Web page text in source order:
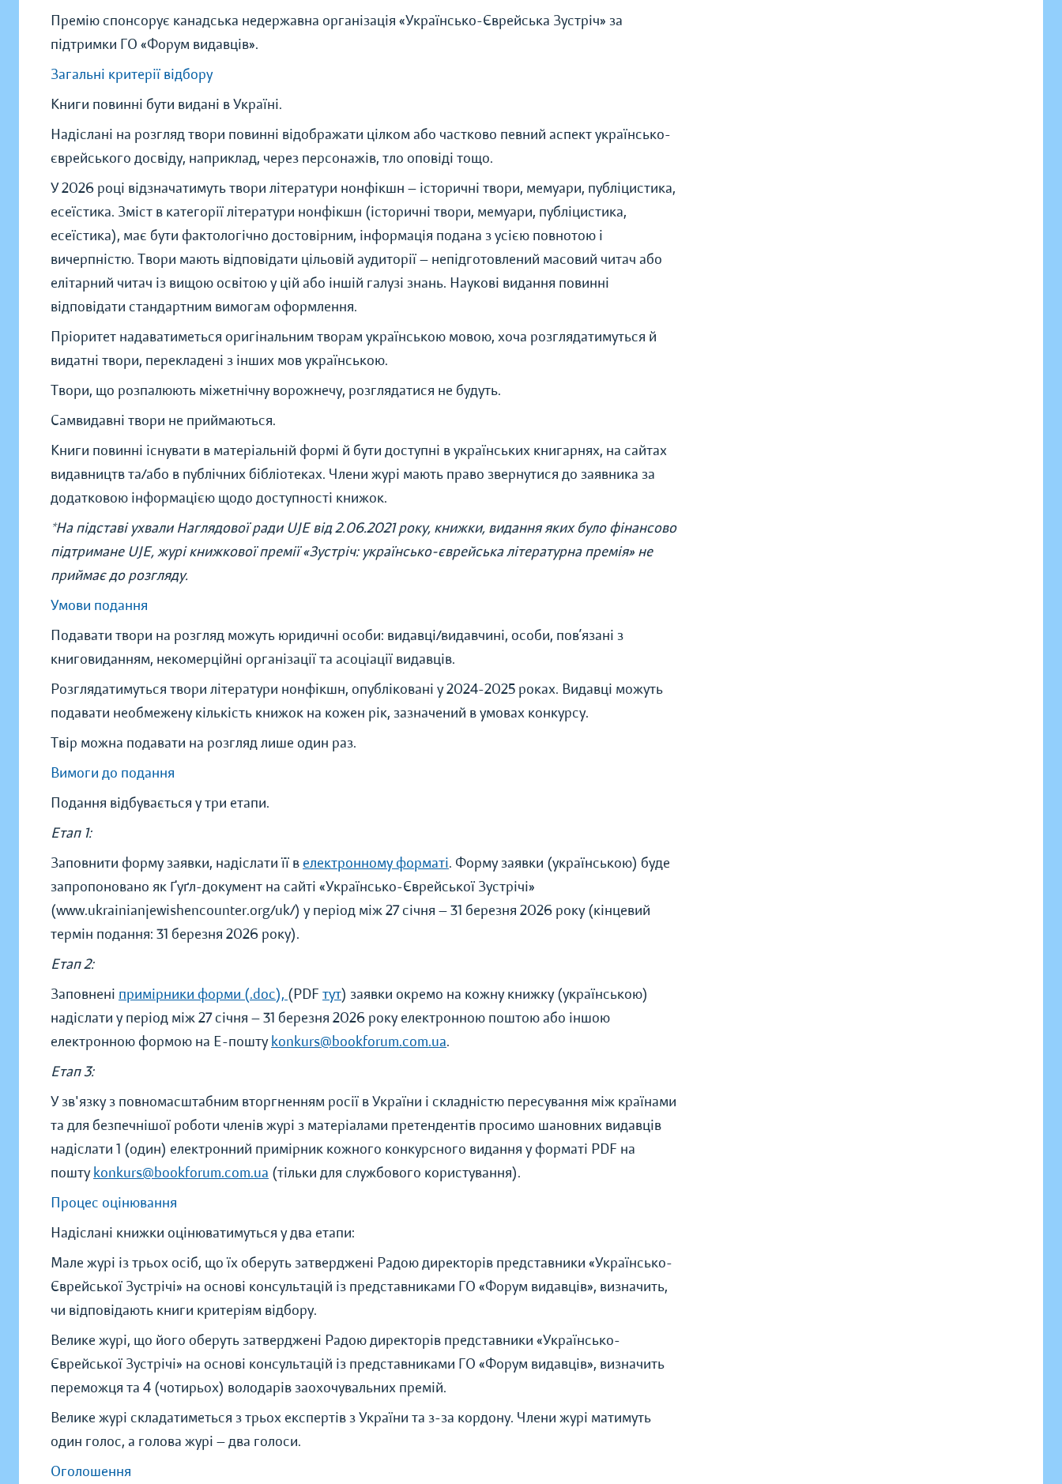
Премію спонсорує канадськa недержавнa організація «Українсько-Єврейська Зустріч» за
підтримки ГО «Форум видавців».
Загальні критерії відбору
Книги повинні бути видані в Україні.
Надіслані на розгляд твори повинні відображати цілком або частково певний аспект українсько-
єврейського досвіду, наприклад, через персонажів, тло оповіді тощо.
У 2026 році відзначатимуть твори літератури нонфікшн — історичні твори, мемуари, публіцистика,
есеїстика. Зміст в категорії літератури нонфікшн (історичні твори, мемуари, публіцистика,
есеїстика), має бути фактологічно достовірним, інформація подана з усією повнотою і
вичерпністю. Твори мають відповідати цільовій аудиторії — непідготовлений масовий читач або
елітарний читач із вищою освітою у цій або іншій галузі знань. Наукові видання повинні
відповідати стандартним вимогам оформлення.
Пріоритет надаватиметься оригінальним творам українською мовою, хоча розглядатимуться й
видатні твори, перекладені з інших мов українською.
Твори, що розпалюють міжетнічну ворожнечу, розглядатися не будуть.
Самвидавні твори не приймаються.
Книги повинні існувати в матеріальній формі й бути доступні в українських книгарнях, на сайтах
видавництв та/або в публічних бібліотеках. Члени журі мають право звернутися до заявника за
додатковою інформацією щодо доступності книжок.
*На підставі ухвали Наглядової ради UJE від 2.06.2021 року, книжки, видання яких було фінансово
підтримане UJE, журі книжкової премії «Зустріч: українсько-єврейська літературна премія» не
приймає до розгляду.
Умови подання
Подавати твори на розгляд можуть юридичні особи: видавці/видавчині, особи, пов’язані з
книговиданням, некомерційні організації та асоціації видавців.
Розглядатимуться твори літератури нонфікшн, опубліковані у 2024-2025 роках. Видавці можуть
подавати необмежену кількість книжок на кожен рік, зазначений в умовах конкурсу.
Твір можна подавати на розгляд лише один раз.
Вимоги до подання
Подання відбувається у три етапи.
Етап 1:
Заповнити форму заявки, надіслати її в електронному форматі. Форму заявки (українською) буде
запропоновано як Ґуґл-документ на сайті «Українсько-Єврейської Зустрічі»
(www.ukrainianjewishencounter.org/uk/) у період між 27 січня — 31 березня 2026 року (кінцевий
термін подання: 31 березня 2026 року).
Етап 2:
Заповнені примірники форми (.doc), (PDF тут) заявки окремо на кожну книжку (українською)
надіслати у період між 27 січня — 31 березня 2026 року електронною поштою або іншою
електронною формою на Е-пошту konkurs@bookforum.com.ua.
Етап 3:
У зв'язку з повномасштабним вторгненням росії в України і складністю пересування між країнами
та для безпечнішої роботи членів журі з матеріалами претендентів просимо шановних видавців
надіслати 1 (один) електронний примірник кожного конкурсного видання у форматі PDF на
пошту konkurs@bookforum.com.ua (тільки для службового користування).
Процес оцінювання
Надіслані книжки оцінюватимуться у два етапи:
Мале журі із трьох осіб, що їх оберуть затверджені Радою директорів представники «Українсько-
Єврейської Зустрічі» на основі консультацій із представниками ГО «Форум видавців», визначить,
чи відповідають книги критеріям відбору.
Велике журі, що його оберуть затверджені Радою директорів представники «Українсько-
Єврейської Зустрічі» на основі консультацій із представниками ГО «Форум видавців», визначить
переможця та 4 (чотирьох) володарів заохочувальних премій.
Велике журі складатиметься з трьох експертів з України та з-за кордону. Члени журі матимуть
один голос, а голова журі — два голоси.
Оголошення